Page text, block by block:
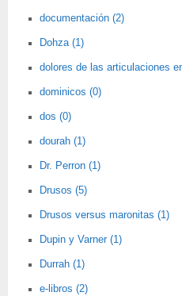
documentación (2)
Dohza (1)
dolores de las articulaciones
dominicos (0)
dos (0)
dourah (1)
Dr. Perron (1)
Drusos (5)
Drusos versus maronitas (1)
Dupin y Varner (1)
Durrah (1)
e-libros (2)